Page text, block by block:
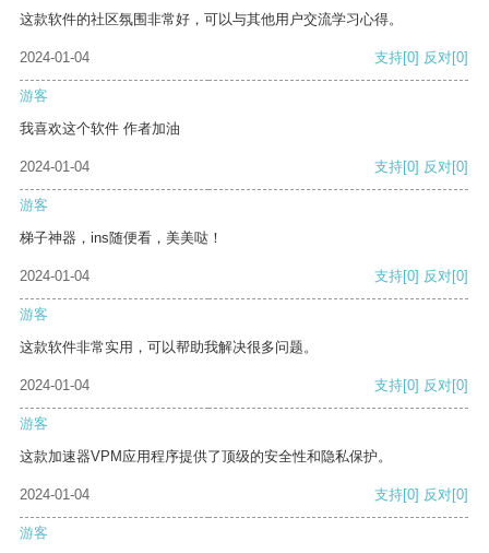
这款软件的社区氛围非常好，可以与其他用户交流学习心得。
2024-01-04 支持[0] 反对[0]
游客
我喜欢这个软件 作者加油
2024-01-04 支持[0] 反对[0]
游客
梯子神器，ins随便看，美美哒！
2024-01-04 支持[0] 反对[0]
游客
这款软件非常实用，可以帮助我解决很多问题。
2024-01-04 支持[0] 反对[0]
游客
这款加速器VPM应用程序提供了顶级的安全性和隐私保护。
2024-01-04 支持[0] 反对[0]
游客